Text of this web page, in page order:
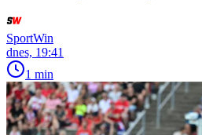
SportWin
dnes, 19:41
1 min